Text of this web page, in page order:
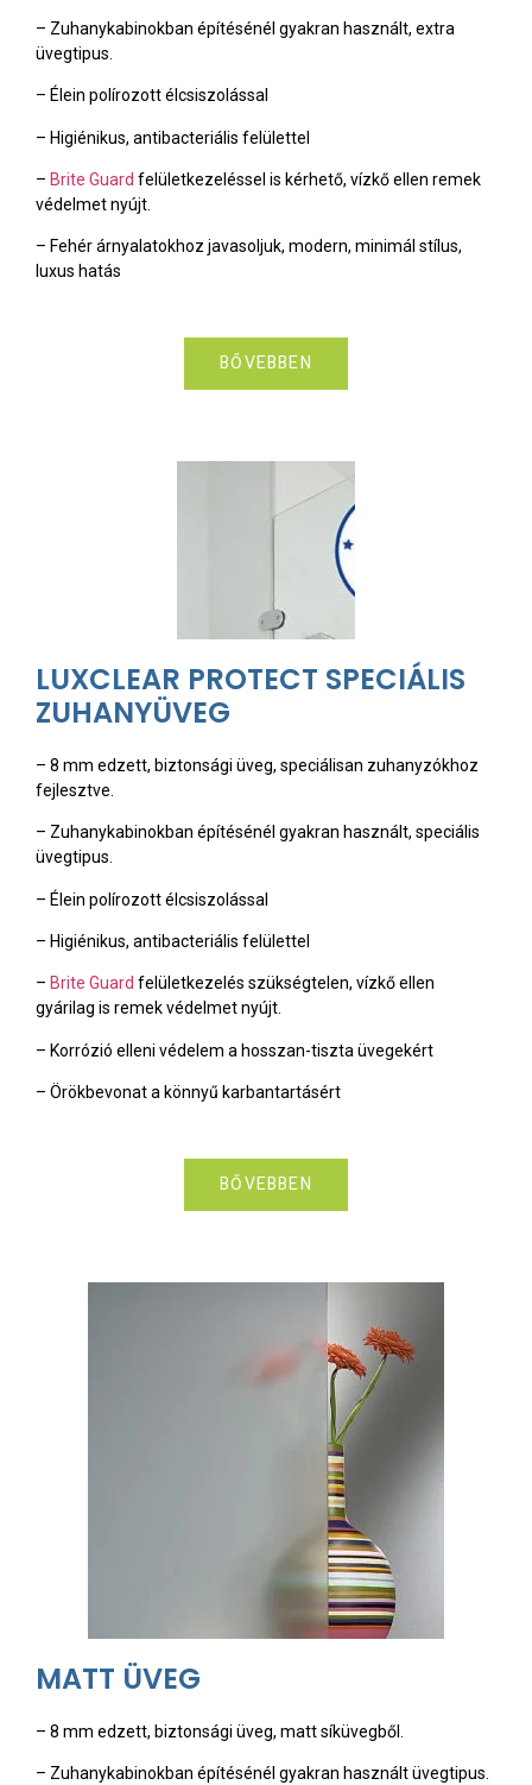
– Zuhanykabinokban építésénél gyakran használt, extra
üvegtipus.
– Élein polírozott élcsiszolással
– Higiénikus, antibacteriális felülettel
– Brite Guard felületkezeléssel is kérhető, vízkő ellen remek
védelmet nyújt.
– Fehér árnyalatokhoz javasoljuk, modern, minimál stílus,
luxus hatás
BŐVEBBEN
LUXCLEAR PROTECT SPECIÁLIS
ZUHANYÜVEG
– 8 mm edzett, biztonsági üveg, speciálisan zuhanyzókhoz
fejlesztve.
– Zuhanykabinokban építésénél gyakran használt, speciális
üvegtipus.
– Élein polírozott élcsiszolással
– Higiénikus, antibacteriális felülettel
– Brite Guard felületkezelés szükségtelen, vízkő ellen
gyárilag is remek védelmet nyújt.
– Korrózió elleni védelem a hosszan-tiszta üvegekért
– Örökbevonat a könnyű karbantartásért
BŐVEBBEN
MATT ÜVEG
– 8 mm edzett, biztonsági üveg, matt síküvegből.
– Zuhanykabinokban építésénél gyakran használt üvegtipus.